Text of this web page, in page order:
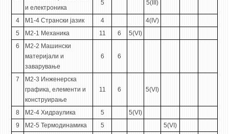
СТУДЕНТСКА СЛУЖБА
БИБЛИОТЕКА
ДА ВИНЧИ МАГАЗИН
СТИПЕНДИИ/ПРАКСИ
СТИПЕНДИИ
КОНТАКТ
и електроника
5 5(III)
4 М1-4 Странски јазик 4
4(IV)
5
М2-1 Механика 11 6
5(VI)
6
М2-2 Машински
материјали и
заварување
6 6
7
М2-3 Инженерска
графика, елементи и
конструирање
11 6 5(VI)
8 М2-4 Хидраулика 5
5(VI)
9
М2-5 Термодинамика 5
5(VI)